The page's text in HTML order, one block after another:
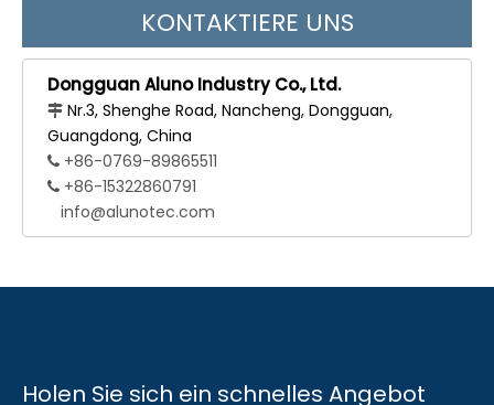
KONTAKTIERE UNS
Dongguan Aluno Industry Co., Ltd.
 Nr.3, Shenghe Road, Nancheng, Dongguan,
Guangdong, China
 +86-0769-89865511
 +86-15322860791
info@alunotec.com
Holen Sie sich ein schnelles Angebot